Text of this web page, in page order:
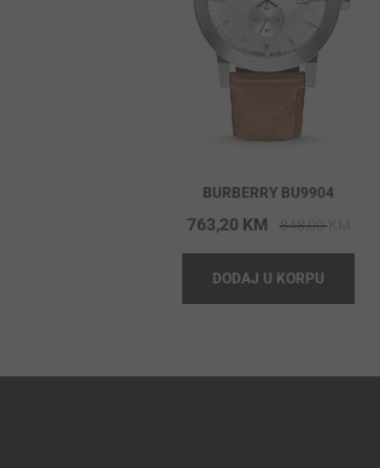
BURBERRY BU9904
848,00KM
price
763,20 KM
price
DODAJ U KORPU